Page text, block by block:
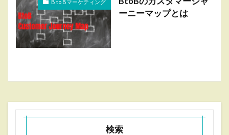
B to Bマーケティング
ーニーマップとは
検索